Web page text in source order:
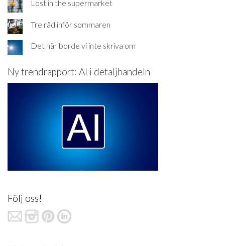
Lost in the supermarket
Tre råd inför sommaren
Det här borde vi inte skriva om
Ny trendrapport: AI i detaljhandeln
Följ oss!